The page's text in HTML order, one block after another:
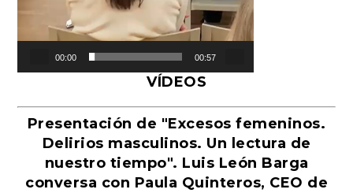
00:00 00:57
VÍDEOS
Presentación de "Excesos femeninos.
Delirios masculinos. Un lectura de
nuestro tiempo". Luis León Barga
conversa con Paula Quinteros, CEO de